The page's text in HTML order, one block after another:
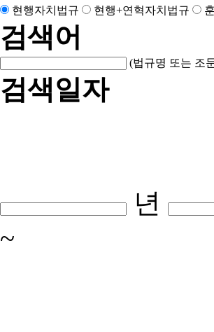
현행자치법규 현행+연혁자치법규
검색어
(법규명 또는 조
검색일자
년
~